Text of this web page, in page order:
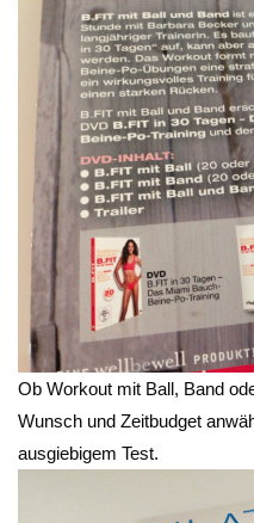
Ob Workout mit Ball, Band
Wunsch und Zeitbudget
ausgiebigem Test.